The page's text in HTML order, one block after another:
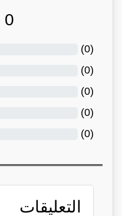
0
(
0
)
(
0
)
(
0
)
(
0
)
(
0
)
التعليقات